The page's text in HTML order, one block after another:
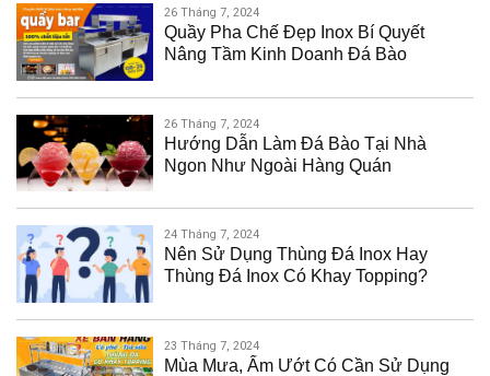
Quầy Pha Chế Đẹp Inox Bí Quyết
Nâng Tầm Kinh Doanh Đá Bào
26 Tháng 7, 2024
Hướng Dẫn Làm Đá Bào Tại Nhà
Ngon Như Ngoài Hàng Quán
26 Tháng 7, 2024
Nên Sử Dụng Thùng Đá Inox Hay
Thùng Đá Inox Có Khay Topping?
24 Tháng 7, 2024
Mùa Mưa, Ẩm Ướt Có Cần Sử Dụng
23 Tháng 7, 2024